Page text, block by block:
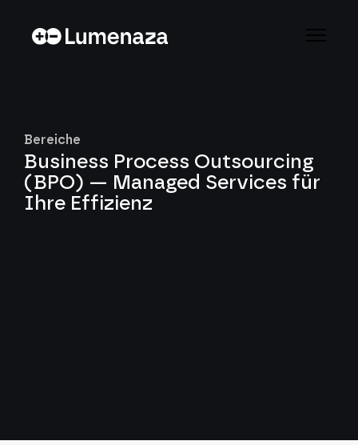
Bereiche
Business Process Outsourcing
(BPO) — Managed Services für
Ihre Effizienz